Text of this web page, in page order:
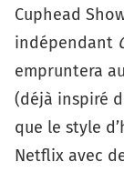
Cuphead
indépendant
empruntera
(déjà inspiré
que le style
Netflix avec